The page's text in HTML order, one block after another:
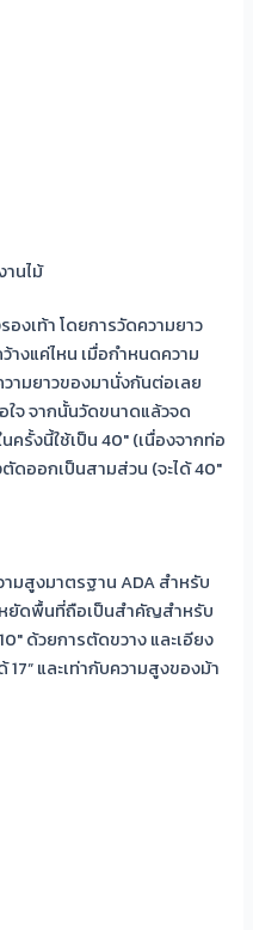
นไม้
งเท้า โดยการวัดความยาว
างแค่ไหน เมื่อกำหนดความ
ามยาวของมานั่งกันต่อเลย
ใจ จากนั้นวัดขนาดแล้วจด
รั้งนี้ใช้เป็น 40″ (เนื่องจากท่อ
ตัดออกเป็นสามส่วน (จะได้ 40″
มสูงมาตรฐาน ADA สำหรับ
ะหยัดพื้นที่ถือเป็นสำคัญสำหรับ
ด้วยการตัดขวาง และเอียง
17” และเท่ากับความสูงของม้า